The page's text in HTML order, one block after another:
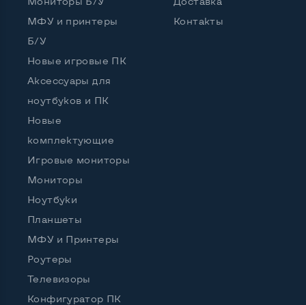
МФУ и принтеры
Б/У
Новые игровые ПК
Аксессуары для
ноутбуков и ПК
Новые
комплектующие
Игровые мониторы
Мониторы
Ноутбуки
Планшеты
МФУ и Принтеры
Роутеры
Телевизоры
Конфигуратор ПК
Контакты